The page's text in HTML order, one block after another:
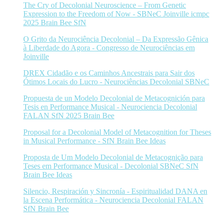
The Cry of Decolonial Neuroscience – From Genetic
Expression to the Freedom of Now - SBNeC Joinville icmpc
2025 Brain Bee SfN
O Grito da Neurociência Decolonial – Da Expressão Gênica
à Liberdade do Agora - Congresso de Neurociências em
Joinville
DREX Cidadão e os Caminhos Ancestrais para Sair dos
Ótimos Locais do Lucro - Neurociências Decolonial SBNeC
Propuesta de un Modelo Decolonial de Metacognición para
Tesis en Performance Musical - Neurociencia Decolonial
FALAN SfN 2025 Brain Bee
Proposal for a Decolonial Model of Metacognition for Theses
in Musical Performance - SfN Brain Bee Ideas
Proposta de Um Modelo Decolonial de Metacognição para
Teses em Performance Musical - Decolonial SBNeC SfN
Brain Bee Ideas
Silencio, Respiración y Sincronía - Espiritualidad DANA en
la Escena Performática - Neurociencia Decolonial FALAN
SfN Brain Bee